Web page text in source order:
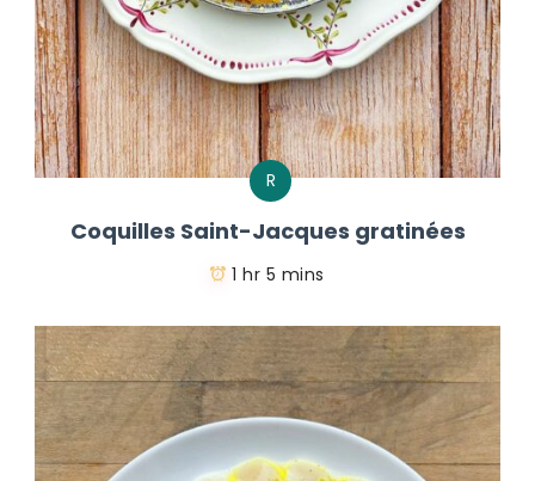
R
Coquilles Saint-Jacques gratinées
1 hr 5 mins